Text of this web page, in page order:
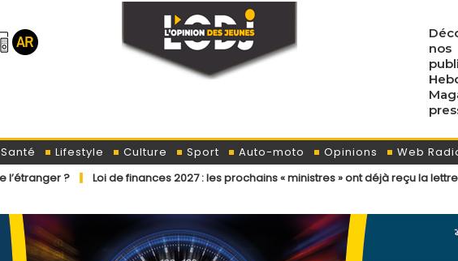
nos
Santé Lifestyle Culture Sport Auto-moto Opinions Web
Loi de finances 2027 : les prochains « ministres » ont déjà reçu la lettre de cadrage